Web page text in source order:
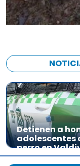
Detienen a
adolescentes
perro en